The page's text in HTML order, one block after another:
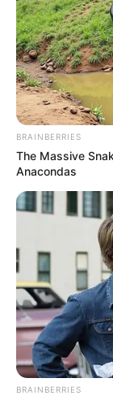
BRAINBERRIES
The Massive
Anacondas
BRAINBERRIES